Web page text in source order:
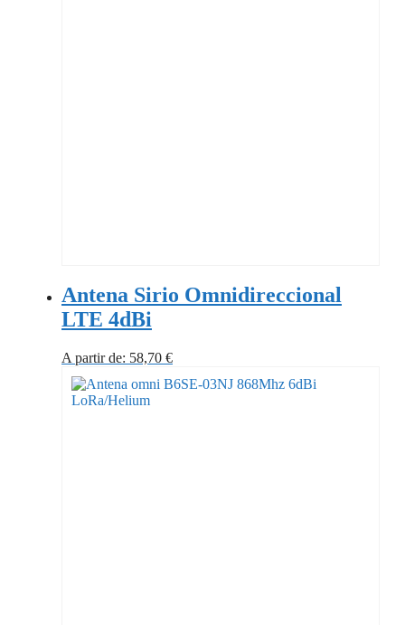
Antena Sirio Omnidireccional
LTE 4dBi
A partir de: 58,70 €